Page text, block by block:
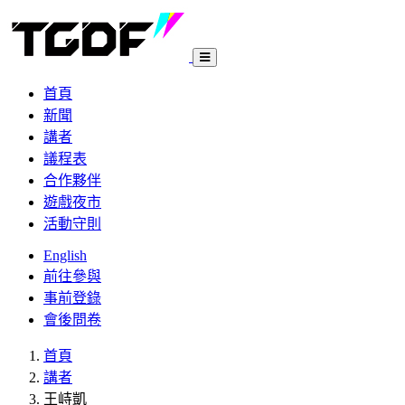
首頁
新聞
講者
議程表
合作夥伴
遊戲夜市
活動守則
English
前往參與
事前登錄
會後問卷
首頁
講者
王峙凱